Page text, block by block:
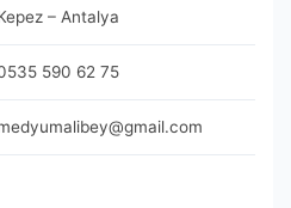
– Antalya
590 62 75